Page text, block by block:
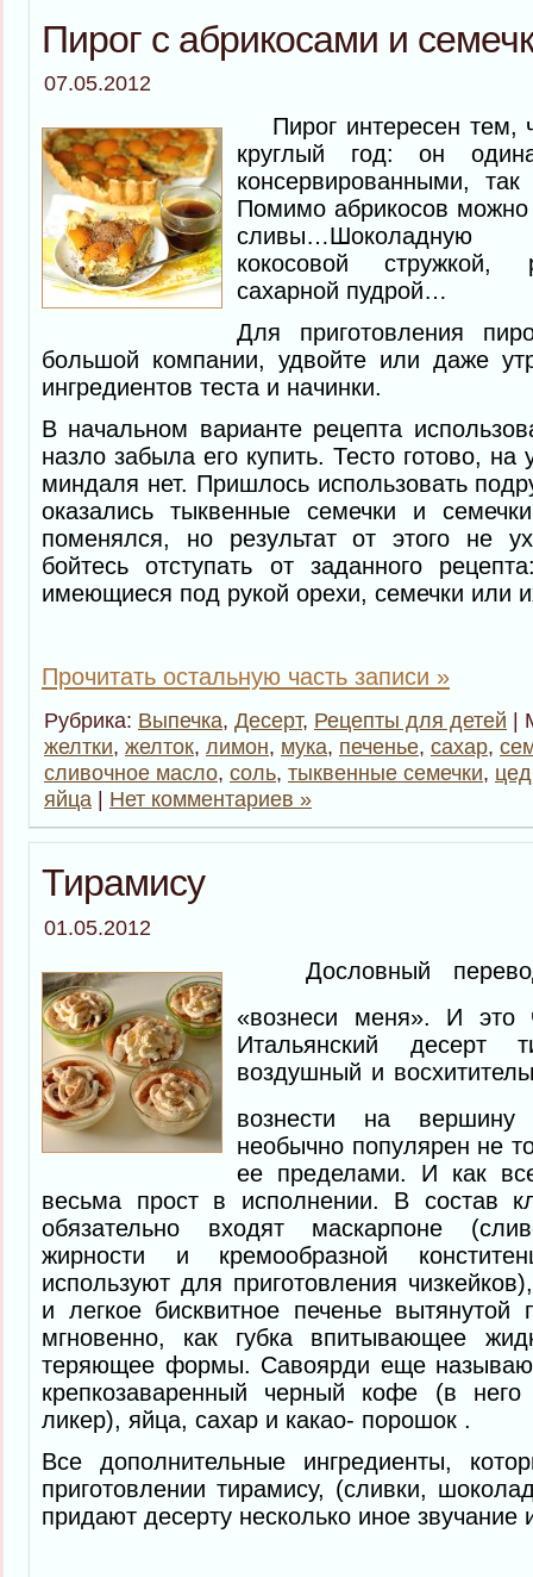
Пирог с абрикосами и
07.05.2012
Пирог интересен тем,
круглый год: он
консервированными,
Помимо абрикосов можно
сливы…Шоколадную
кокосовой стружкой,
сахарной пудрой…
Для приготовления
большой компании, удвойте или даже
ингредиентов теста и начинки.
В начальном варианте рецепта
назло забыла его купить. Тесто готово,
миндаля нет. Пришлось использовать
оказались тыквенные семечки и
поменялся, но результат от этого не
бойтесь отступать от заданного
имеющиеся под рукой орехи, семечки или
Прочитать остальную часть записи »
Рубрика: Выпечка, Десерт, Рецепты для детей |
желтки, желток, лимон, мука, печенье, сахар,
сливочное масло, соль, тыквенные семечки,
яйца | Нет комментариев »
Тирамису
01.05.2012
Дословный
«вознеси меня». И это
Итальянский десерт
воздушный и
вознести на
необычно популярен не
ее пределами. И как
весьма прост в исполнении. В состав
обязательно входят маскарпоне
жирности и кремообразной
используют для приготовления
и легкое бисквитное печенье вытянутой
мгновенно, как губка впитывающее
теряющее формы. Савоярди еще
крепкозаваренный черный кофе (в
ликер), яйца, сахар и какао- порошок .
Все дополнительные ингредиенты,
приготовлении тирамису, (сливки,
придают десерту несколько иное звучание